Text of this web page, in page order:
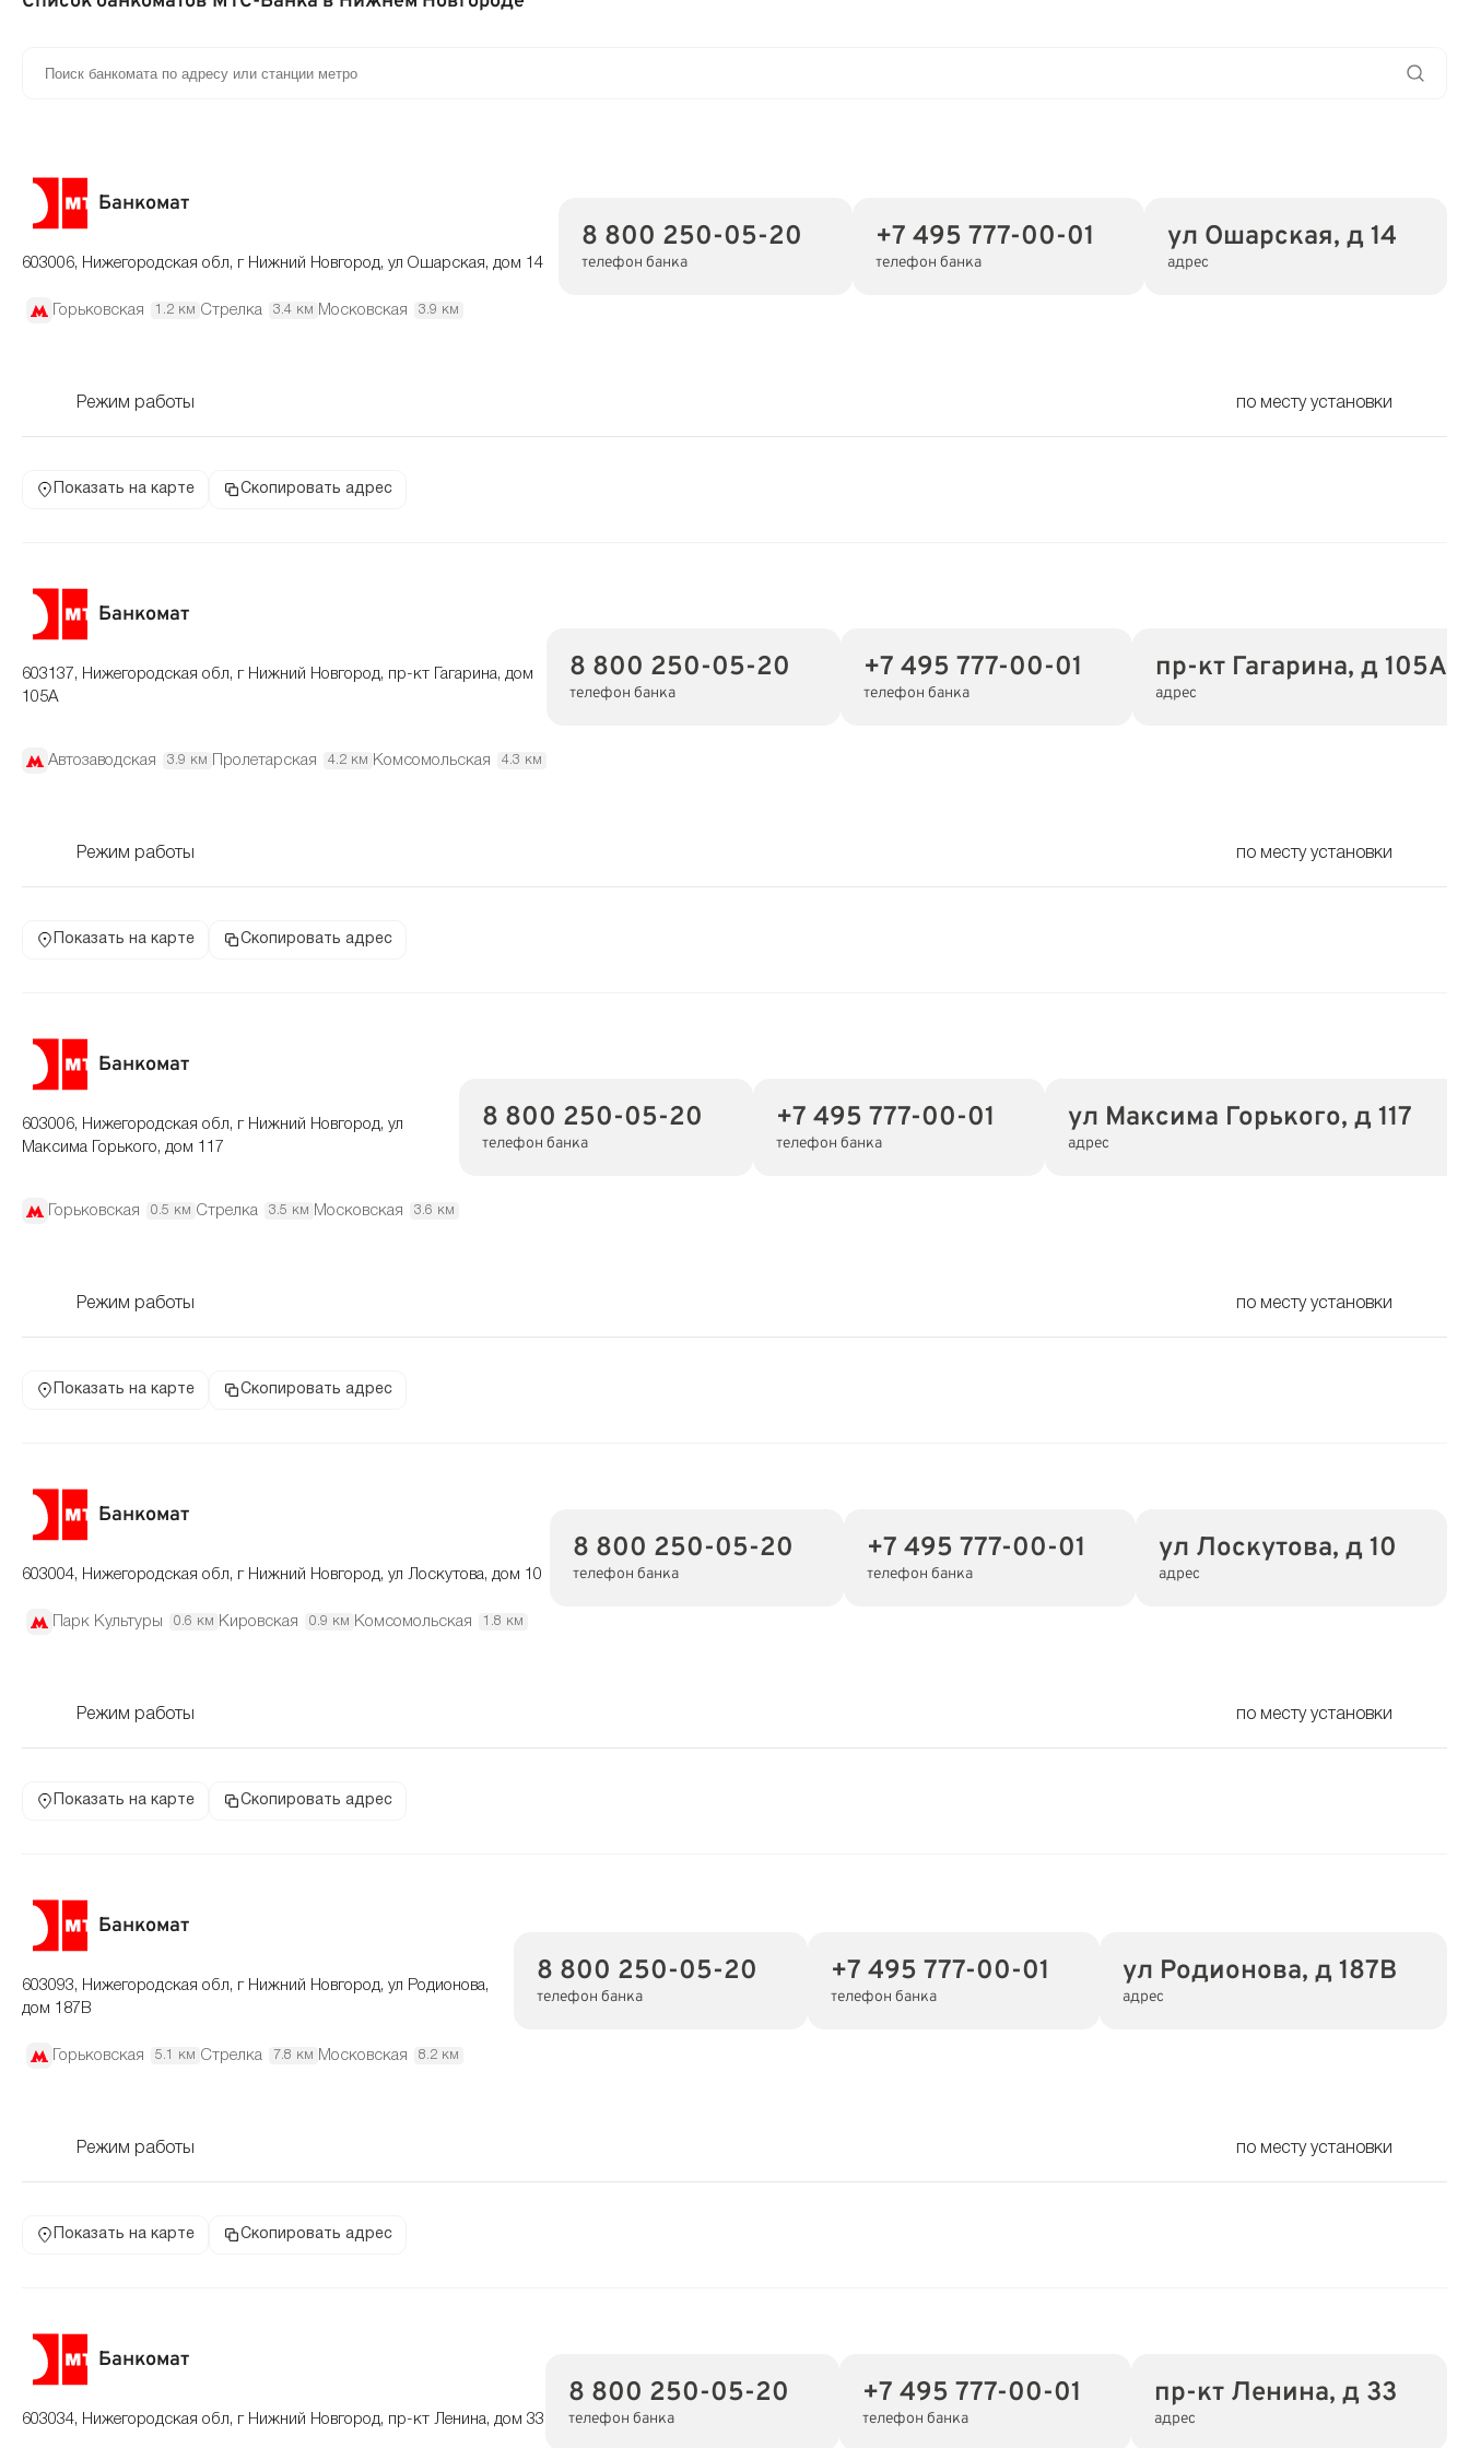
Банкомат
603006, Нижегородская обл, г Нижний Новгород, ул Ошарская, дом 14
Горьковская 1.2 км Стрелка 3.4 км Московская 3.9 км
8 800 250-05-20
телефон банка
+7 495 777-00-01
телефон банка
ул Ошарская, д 14
адрес
Режим работы по месту установки
Показать на карте Скопировать адрес
Банкомат
603137, Нижегородская обл, г Нижний Новгород, пр-кт Гагарина, дом
105А
Автозаводская 3.9 км Пролетарская 4.2 км Комсомольская 4.3 км
8 800 250-05-20
телефон банка
+7 495 777-00-01
телефон банка
пр-кт Гагарина, д 105А
адрес
Режим работы по месту установки
Показать на карте Скопировать адрес
Банкомат
603006, Нижегородская обл, г Нижний Новгород, ул
Максима Горького, дом 117
Горьковская 0.5 км Стрелка 3.5 км Московская 3.6 км
8 800 250-05-20
телефон банка
+7 495 777-00-01
телефон банка
ул Максима Горького, д 117
адрес
Режим работы по месту установки
Показать на карте Скопировать адрес
Банкомат
603004, Нижегородская обл, г Нижний Новгород, ул Лоскутова, дом 10
Парк Культуры 0.6 км Кировская 0.9 км Комсомольская 1.8 км
8 800 250-05-20
телефон банка
+7 495 777-00-01
телефон банка
ул Лоскутова, д 10
адрес
Режим работы по месту установки
Показать на карте Скопировать адрес
Банкомат
603093, Нижегородская обл, г Нижний Новгород, ул Родионова,
дом 187В
Горьковская 5.1 км Стрелка 7.8 км Московская 8.2 км
8 800 250-05-20
телефон банка
+7 495 777-00-01
телефон банка
ул Родионова, д 187В
адрес
Режим работы по месту установки
Показать на карте Скопировать адрес
Банкомат
603034, Нижегородская обл, г Нижний Новгород, пр-кт Ленина, дом 33
8 800 250-05-20
телефон банка
+7 495 777-00-01
телефон банка
пр-кт Ленина, д 33
адрес